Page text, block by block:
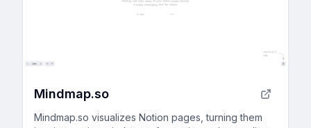
Mindmap.so
Mindmap.so visualizes Notion pages, turning them